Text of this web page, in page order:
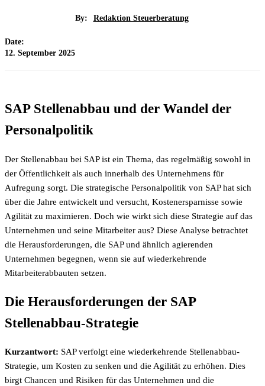
By: Redaktion Steuerberatung
Date:
12. September 2025
SAP Stellenabbau und der Wandel der
Personalpolitik
Der Stellenabbau bei SAP ist ein Thema, das regelmäßig sowohl in
der Öffentlichkeit als auch innerhalb des Unternehmens für
Aufregung sorgt. Die strategische Personalpolitik von SAP hat sich
über die Jahre entwickelt und versucht, Kostenersparnisse sowie
Agilität zu maximieren. Doch wie wirkt sich diese Strategie auf das
Unternehmen und seine Mitarbeiter aus? Diese Analyse betrachtet
die Herausforderungen, die SAP und ähnlich agierenden
Unternehmen begegnen, wenn sie auf wiederkehrende
Mitarbeiterabbauten setzen.
Die Herausforderungen der SAP
Stellenabbau-Strategie
Kurzantwort: SAP verfolgt eine wiederkehrende Stellenabbau-
Strategie, um Kosten zu senken und die Agilität zu erhöhen. Dies
birgt Chancen und Risiken für das Unternehmen und die